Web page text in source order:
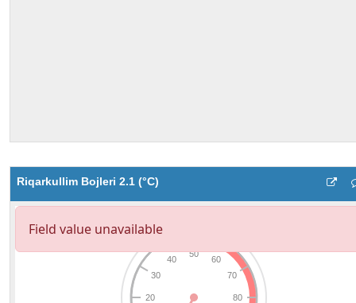
Riqarkullim Bojleri 2.1 (°C)